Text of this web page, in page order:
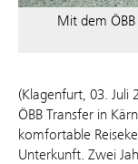
Mit dem
(Klagenfurt, 03. Juli
ÖBB Transfer in
komfortable
Unterkunft. Zwei